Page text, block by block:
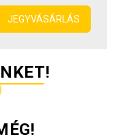
JEGYVÁSÁRLÁS